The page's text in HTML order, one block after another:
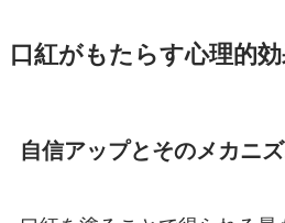
口紅がもたらす心理的
自信アップとそのメカニ